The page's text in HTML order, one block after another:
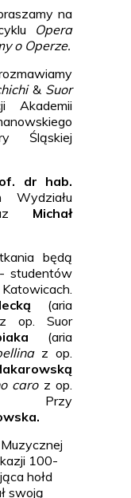
na
Opera
o Operze.
& Suor
Akademii
Śląskiej
dr hab.
Michał
będą
studentów
(aria
Suor
(aria
z op.
caro z op.
Przy
100-
hołd
swoją